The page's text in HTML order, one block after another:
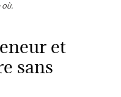
où.
et
sans